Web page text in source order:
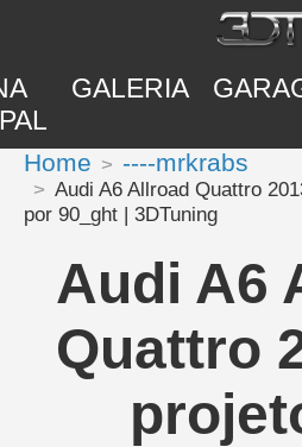
GALERIA
Home ----mrkrabs
Audi A6 Allroad Quattro
por 90_ght | 3DTuning
Audi A6
Quattro